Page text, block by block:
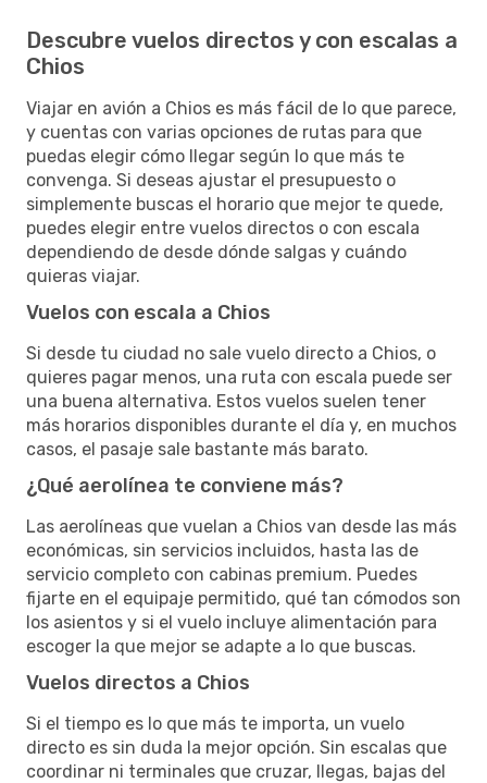
Descubre vuelos directos y con escalas a
Chios
Viajar en avión a Chios es más fácil de lo que parece,
y cuentas con varias opciones de rutas para que
puedas elegir cómo llegar según lo que más te
convenga. Si deseas ajustar el presupuesto o
simplemente buscas el horario que mejor te quede,
puedes elegir entre vuelos directos o con escala
dependiendo de desde dónde salgas y cuándo
quieras viajar.
Vuelos con escala a Chios
Si desde tu ciudad no sale vuelo directo a Chios, o
quieres pagar menos, una ruta con escala puede ser
una buena alternativa. Estos vuelos suelen tener
más horarios disponibles durante el día y, en muchos
casos, el pasaje sale bastante más barato.
¿Qué aerolínea te conviene más?
Las aerolíneas que vuelan a Chios van desde las más
económicas, sin servicios incluidos, hasta las de
servicio completo con cabinas premium. Puedes
fijarte en el equipaje permitido, qué tan cómodos son
los asientos y si el vuelo incluye alimentación para
escoger la que mejor se adapte a lo que buscas.
Vuelos directos a Chios
Si el tiempo es lo que más te importa, un vuelo
directo es sin duda la mejor opción. Sin escalas que
coordinar ni terminales que cruzar, llegas, bajas del